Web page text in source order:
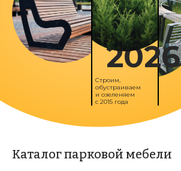
2026
Строим,
обустраиваем
и озеленяем
с 2015 года
Каталог парковой мебели